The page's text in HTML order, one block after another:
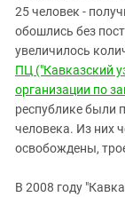
25 человек -
обошлись без
увеличилось
ПЦ ("Кавказский
организации по
республике были
человека. Из них
освобождены,
В 2008 году